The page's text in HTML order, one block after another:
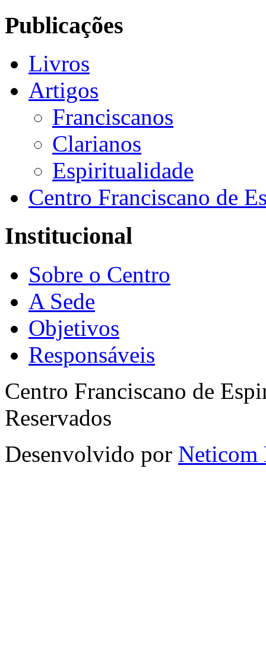
Publicações
Livros
Artigos
Franciscanos
Clarianos
Espiritualidade
Centro Franciscano de
Institucional
Sobre o Centro
A Sede
Objetivos
Responsáveis
Centro Franciscano de
Reservados
Desenvolvido por Neticom